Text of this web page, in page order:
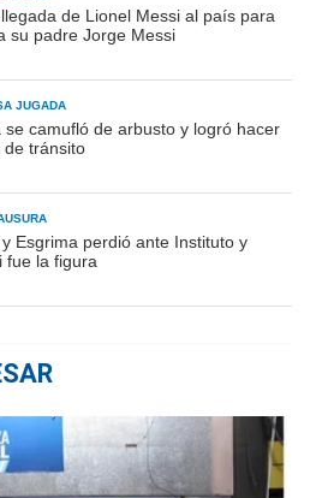
de Lionel Messi al país para
su padre Jorge Messi
JUGADA
se camufló de arbusto y logró hacer
de tránsito
Esgrima perdió ante Instituto y
fue la figura